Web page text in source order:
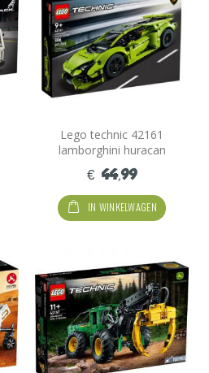
Lego technic 42161
lamborghini huracan
tecnica
€ 44,99
IN WINKELWAGEN